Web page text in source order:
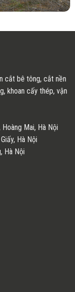
cắt bê tông, cắt nền
khoan cấy thép, vận
Mai, Hà Nội
Hà Nội
Hà Nội